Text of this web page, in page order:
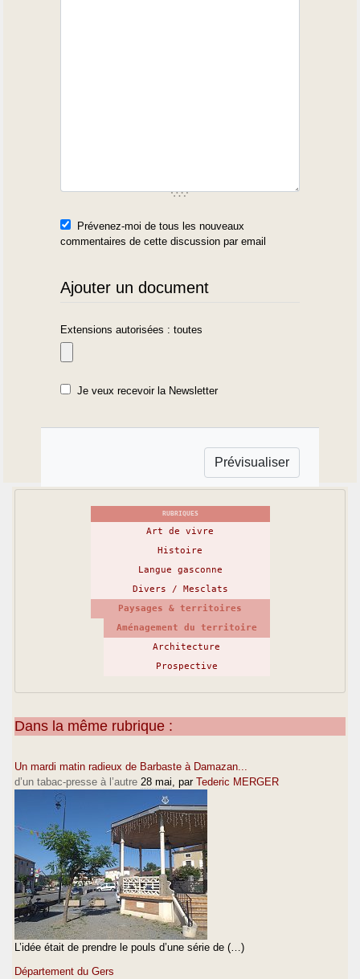
Prévenez-moi de tous les nouveaux
commentaires de cette discussion par email
Ajouter un document
Extensions autorisées : toutes
Je veux recevoir la Newsletter
RUBRIQUES
Art de vivre
Histoire
Langue gasconne
Divers / Mesclats
Paysages & territoires
Aménagement du territoire
Architecture
Prospective
Dans la même rubrique :
Un mardi matin radieux de Barbaste à Damazan...
d’un tabac-presse à l’autre 28 mai , par Tederic MERGER
L’idée était de prendre le pouls d’une série de (…)
Département du Gers